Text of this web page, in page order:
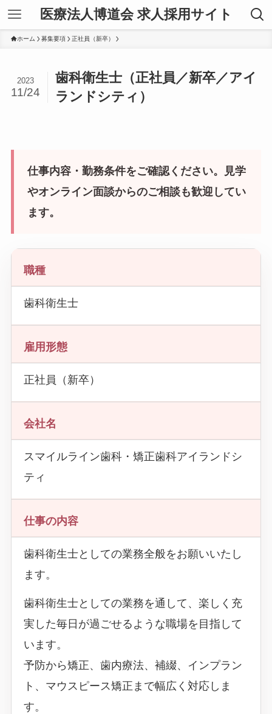
医療法人博道会 求人採用サイト
ホーム 募集要項 正社員（新卒）
歯科衛生士（正社員／新卒／アイ
ランドシティ）
2023
11/24
仕事内容・勤務条件をご確認ください。見学
やオンライン面談からのご相談も歓迎してい
ます。
職種
歯科衛生士
雇用形態
正社員（新卒）
会社名
スマイルライン歯科・矯正歯科アイランドシ
ティ
仕事の内容
歯科衛生士としての業務全般をお願いいたし
ます。
歯科衛生士としての業務を通して、楽しく充
実した毎日が過ごせるような職場を目指して
います。
予防から矯正、歯内療法、補綴、インプラン
ト、マウスピース矯正まで幅広く対応しま
す。